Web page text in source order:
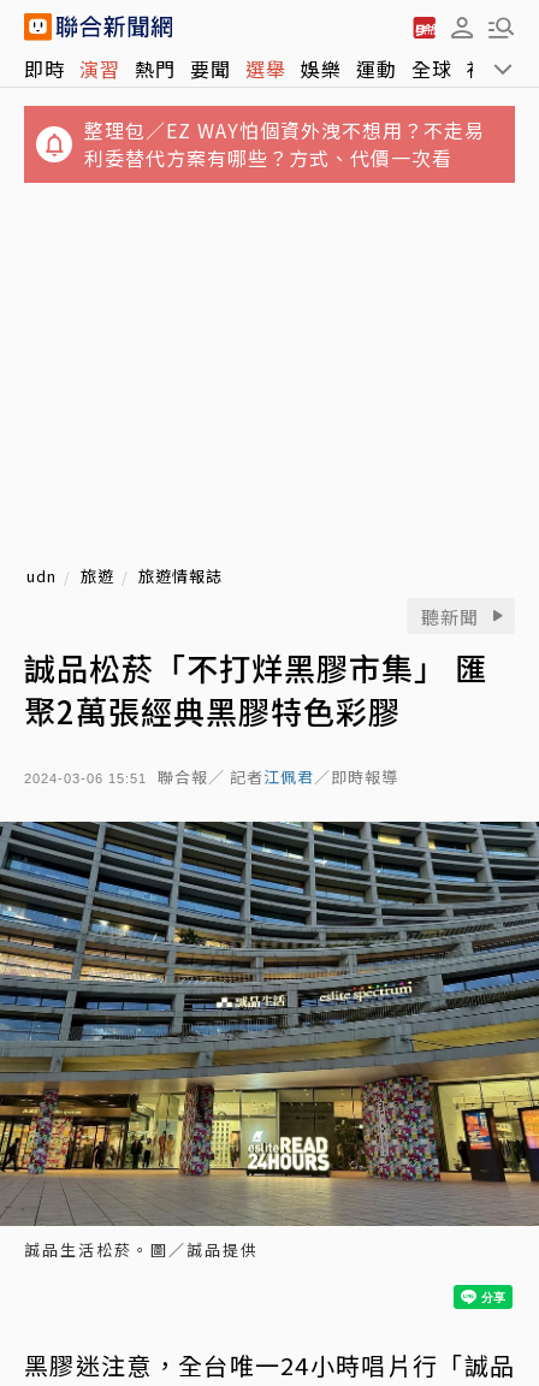
即時 演習 熱門 要聞 選舉 娛樂 運動 全球 社會
整理包／EZ WAY怕個資外洩不想用？不走易
利委替代方案有哪些？方式、代價一次看
udn 旅遊 旅遊情報誌
聽新聞
誠品松菸「不打烊黑膠市集」 匯
聚2萬張經典黑膠特色彩膠
2024-03-06 15:51 聯合報／ 記者江佩君／即時報導
誠品生活松菸。圖／誠品提供
黑膠迷注意，全台唯一24小時唱片行「誠品